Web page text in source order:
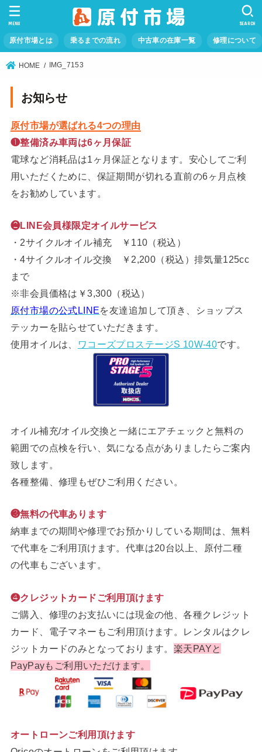
原付市場とは 乗るまでの流れ 中古車の在庫一覧 修理について
SEARCH
MENU
HOME IMG_7153
お知らせ
原付市場が選ばれる4つの理由
❶整備済み車両は6ヶ月保証
電球など消耗品は1ヶ月保証となります。安心してご利
用いただくために、保証期間が切れる直前の6ヶ月点検
をお勧めしています。
❷LINE会員様限定オイルサービス
・2サイクルオイル補充 ￥110（税込）
・4サイクルオイル交換 ￥2,200（税込）排気量125cc
まで
※非会員価格は￥3,300（税込）
原付市場の公式LINEを友達追加して頂き、ショップス
テッカーを貼らせていただきます。
使用オイルは、
ワコーズプロステージS 10W-40です。
オイル補充/オイル交換と一緒にエアチェックと無料の
範囲での点検を行い、気になる点がありましたらご案内
致します。
各種整備、修理もぜひご利用ください。
❸無料の代車あります
納車までの期間や修理でお預かりしている期間は、無料
で代車をご利用頂けます。代車は20台以上、原付二種
の代車もございます。
❹クレジットカードご利用頂けます
ご購入、修理のお支払いには現金の他、各種クレジット
カード、電子マネーもご利用頂けます。レンタルはクレ
ジットカードのみとなっております。 楽天PAYと
PayPayもご利用いただけます。
オートローンご利用頂けます